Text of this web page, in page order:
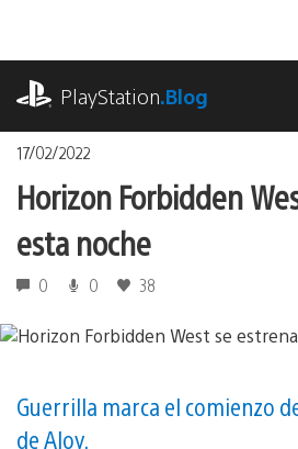
contenido
PlayStation.Blog
17/02/2022
Horizon Forbidden
esta noche
0 0 38
Guerrilla marca el comienzo
de Aloy.